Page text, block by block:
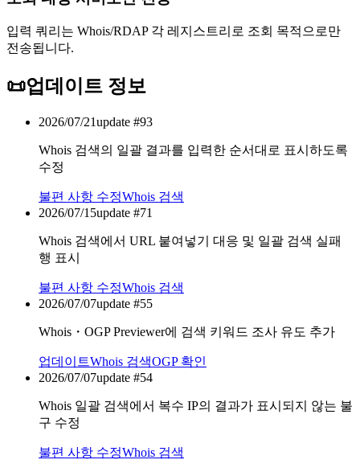
입력 쿼리는 Whois/RDAP 각 레지스트리로 조회 목적으로만
전송됩니다.
📜업데이트 정보
2026/07/21update #93
Whois 검색의 일괄 결과를 입력한 순서대로 표시하도록
수정
불편 사항 수정Whois 검색
2026/07/15update #71
Whois 검색에서 URL 붙여넣기 대응 및 일괄 검색 실패
행 표시
불편 사항 수정Whois 검색
2026/07/07update #55
Whois・OGP Previewer에 검색 키워드 조사 유도 추가
업데이트Whois 검색OGP 확인
2026/07/07update #54
Whois 일괄 검색에서 복수 IP의 결과가 표시되지 않는 불
구 수정
불편 사항 수정Whois 검색